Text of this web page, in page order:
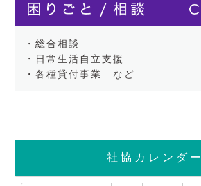
・総合相談
・日常生活自立支援
・各種貸付事業…など
社協カレンダー